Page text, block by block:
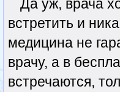
Да уж, врача
встретить и
медицина не
врачу, а в
встречаются,